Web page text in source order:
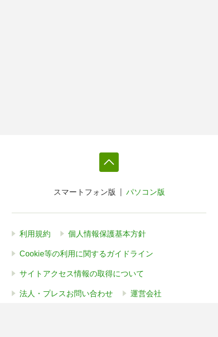
スマートフォン版 パソコン版
利用規約 個人情報保護基本方針
Cookie等の利用に関するガイドライン
サイトアクセス情報の取得について
法人・プレスお問い合わせ 運営会社